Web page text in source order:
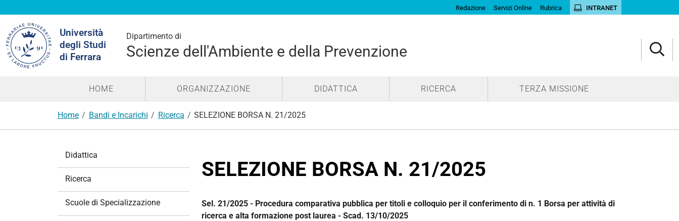
Redazione Servizi Online Rubrica INTRANET
Università
degli Studi
di Ferrara
Dipartimento di
Scienze dell'Ambiente e della Prevenzione
nel
sito
HOME ORGANIZZAZIONE DIDATTICA RICERCA TERZA MISSIONE
Home Bandi e Incarichi Ricerca SELEZIONE BORSA N. 21/2025
SELEZIONE BORSA N. 21/2025
Sel. 21/2025 - Procedura comparativa pubblica per titoli e colloquio per il conferimento di n. 1 Borsa per attività di
ricerca e alta formazione post laurea - Scad. 13/10/2025
Didattica
Ricerca
Scuole di Specializzazione